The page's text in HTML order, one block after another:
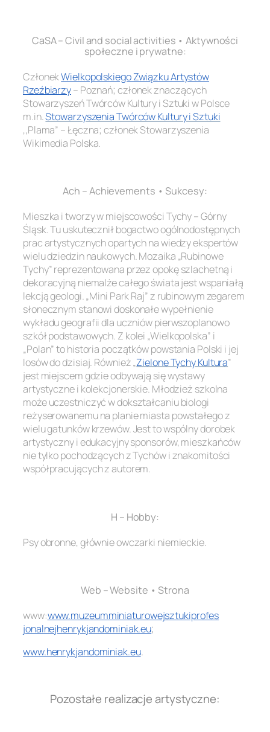
CaSA – Civil and social activities • Aktywności
społeczne i prywatne:
CzłonekWielkopolskiego Związku Artystów
Rzeźbiarzy– Poznań; członek znaczących
Stowarzyszeń Twórców Kultury i Sztuki w Polsce
m.in.Stowarzyszenia Twórców Kultury i Sztuki
,,Plama” – Łęczna; członek Stowarzyszenia
Wikimedia Polska.
Ach – Achievements • Sukcesy:
Mieszka i tworzy w miejscowości Tychy – Górny
Śląsk. Tu uskutecznił bogactwo ogólnodostępnych
prac artystycznych opartych na wiedzy ekspertów
wielu dziedzin naukowych. Mozaika „Rubinowe
Tychy” reprezentowana przez opokę szlachetną i
dekoracyjną niemalże całego świata jest wspaniałą
lekcją geologi. „Mini Park Raj” z rubinowym zegarem
słonecznym stanowi doskonałe wypełnienie
wykładu geografii dla uczniów pierwszoplanowo
szkół podstawowych. Z kolei „Wielkopolska” i
„Polan” to historia początków powstania Polski i jej
losów do dzisiaj. Również „Zielone Tychy Kultura”
jest miejscem gdzie odbywają się wystawy
artystyczne i kolekcjonerskie. Młodzież szkolna
może uczestniczyć w dokształcaniu biologi
reżyserowanemu na planie miasta powstałego z
wielu gatunków krzewów. Jest to wspólny dorobek
artystyczny i edukacyjny sponsorów, mieszkańców
nie tylko pochodzących z Tychów i znakomitości
współpracujących z autorem.
H – Hobby:
Psy obronne, głównie owczarki niemieckie.
Web – Website • Strona
www:www.muzeumminiaturowejsztukiprofes
jonalnejhenrykjandominiak.eu;
www.henrykjandominiak.eu.
Pozostałe realizacje artystyczne: